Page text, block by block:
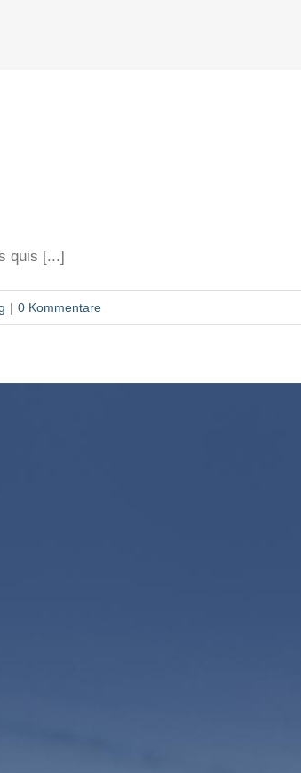
quis [...]
| 0 Kommentare